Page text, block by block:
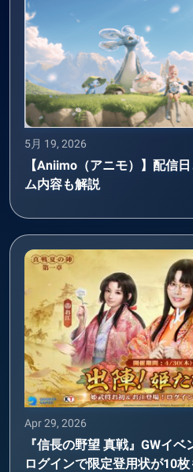
5月 19, 2026
【Aniimo（アニモ）】配信
ム内容も解説
Apr 29, 2026
『信長の野望 真戦』GWイ
ログインで限定登用状が10